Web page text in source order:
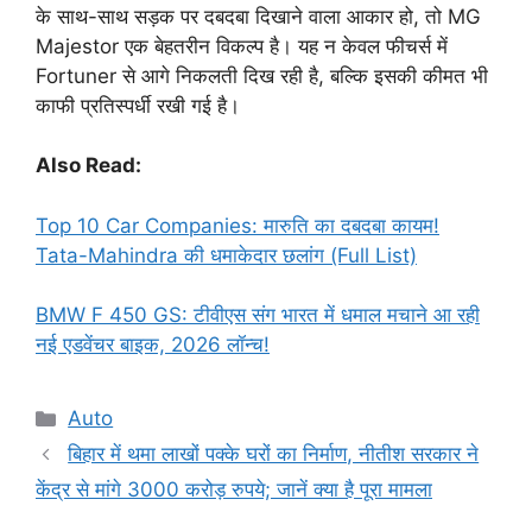
के साथ-साथ सड़क पर दबदबा दिखाने वाला आकार हो, तो MG
Majestor एक बेहतरीन विकल्प है। यह न केवल फीचर्स में
Fortuner से आगे निकलती दिख रही है, बल्कि इसकी कीमत भी
काफी प्रतिस्पर्धी रखी गई है।
Also Read:
Top 10 Car Companies: मारुति का दबदबा कायम!
Tata-Mahindra की धमाकेदार छलांग (Full List)
BMW F 450 GS: टीवीएस संग भारत में धमाल मचाने आ रही
नई एडवेंचर बाइक, 2026 लॉन्च!
Categories
Auto
बिहार में थमा लाखों पक्के घरों का निर्माण, नीतीश सरकार ने
केंद्र से मांगे 3000 करोड़ रुपये; जानें क्या है पूरा मामला